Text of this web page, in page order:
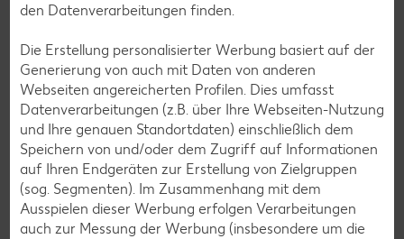
Avocado-Rezepte
Blaubeer-Rezepte
Bananen-Rezepte
Zurück zu allen Rezepten
den Datenverarbeitungen finden.
Die Erstellung personalisierter Werbung basiert auf der
Generierung von auch mit Daten von anderen
Webseiten angereicherten Profilen. Dies umfasst
Datenverarbeitungen (z.B. über Ihre Webseiten-Nutzung
und Ihre genauen Standortdaten) einschließlich dem
Speichern von und/oder dem Zugriff auf Informationen
auf Ihren Endgeräten zur Erstellung von Zielgruppen
(sog. Segmenten). Im Zusammenhang mit dem
Ausspielen dieser Werbung erfolgen Verarbeitungen
auch zur Messung der Werbung (insbesondere um die